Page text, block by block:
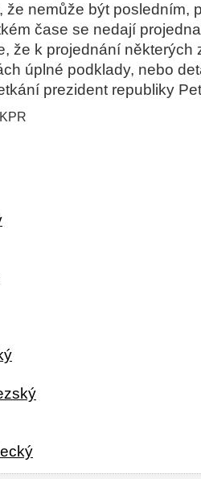
že nemůže být posledním,
čase se nedají
že k projednání některých
úplné podklady, nebo
prezident republiky